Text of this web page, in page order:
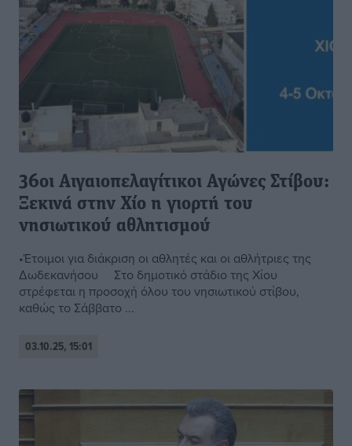
36οι Αιγαιοπελαγίτικοι Αγώνες Στίβου:
Ξεκινά στην Χίο η γιορτή του
νησιωτικού αθλητισμού
•Έτοιμοι για διάκριση οι αθλητές και οι αθλήτριες της
Δωδεκανήσου Στο δημοτικό στάδιο της Χίου
στρέφεται η προσοχή όλου του νησιωτικού στίβου,
καθώς το Σάββατο ...
03.10.25, 15:01